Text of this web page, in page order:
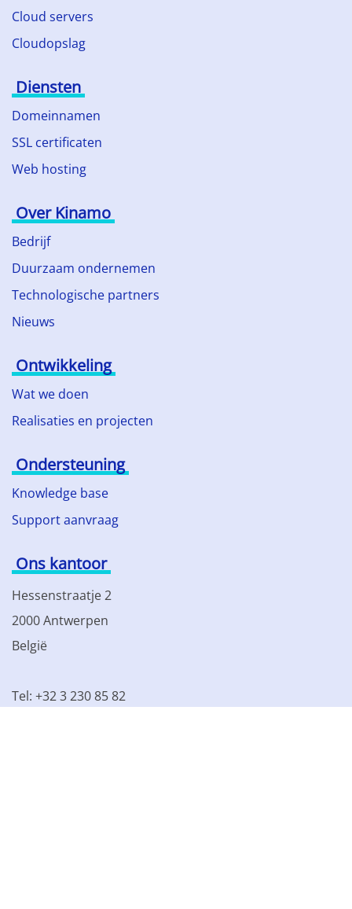
Cloud servers
Cloudopslag
Diensten
Domeinnamen
SSL certificaten
Web hosting
Over Kinamo
Bedrijf
Duurzaam ondernemen
Technologische partners
Nieuws
Ontwikkeling
Wat we doen
Realisaties en projecten
Ondersteuning
Knowledge base
Support aanvraag
Ons kantoor
Hessenstraatje 2
2000 Antwerpen
België
Tel: +32 3 230 85 82